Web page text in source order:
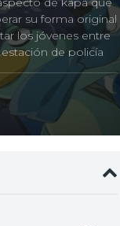
su forma original
los jóvenes entre
de policía
pueden conectar
tal cosa.